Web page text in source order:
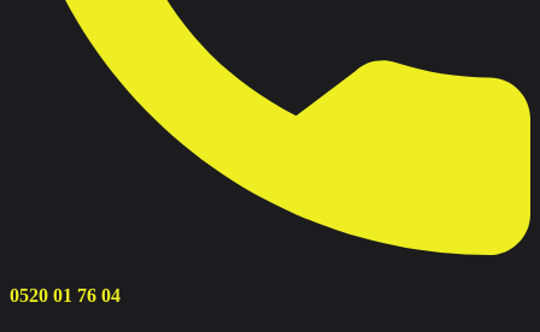
0520 01 76 04